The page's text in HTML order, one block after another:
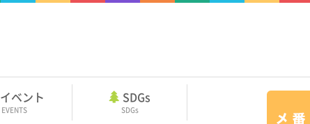
イベント
EVENTS
SDGs
SDGs